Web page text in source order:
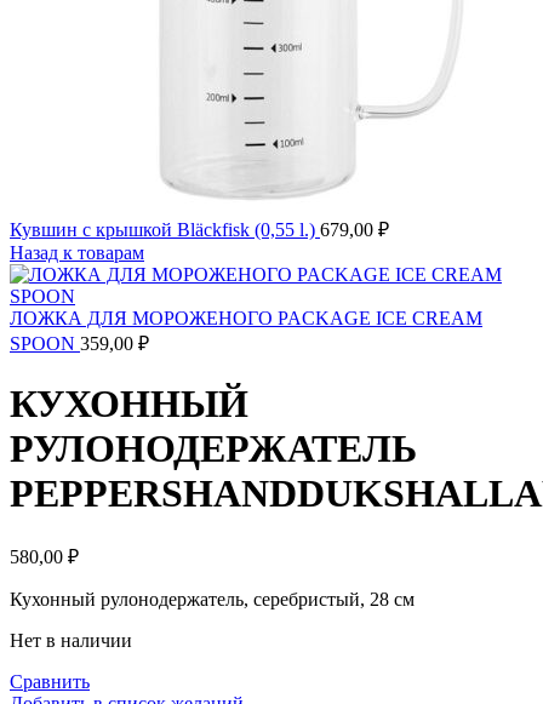
Кувшин с крышкой Bläckfisk (0,55 l.) 679,00 ₽
Назад к товарам
ЛОЖКА ДЛЯ МОРОЖЕНОГО PACKAGE ICE CREAM
SPOON 359,00 ₽
КУХОННЫЙ
РУЛОНОДЕРЖАТЕЛЬ
580,00 ₽
Кухонный рулонодержатель, серебристый, 28 см
Нет в наличии
Сравнить